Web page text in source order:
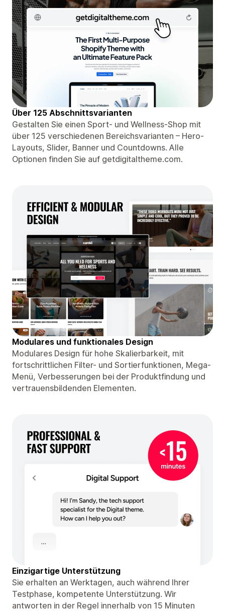
Über 125 Abschnittsvarianten
Gestalten Sie einen Sport- und Wellness-Shop mit
über 125 verschiedenen Bereichsvarianten – Hero-
Layouts, Slider, Banner und Countdowns. Alle
Optionen finden Sie auf getdigitaltheme.com.
Modulares und funktionales Design
Modulares Design für hohe Skalierbarkeit, mit
fortschrittlichen Filter- und Sortierfunktionen, Mega-
Menü, Verbesserungen bei der Produktfindung und
vertrauensbildenden Elementen.
Einzigartige Unterstützung
Sie erhalten an Werktagen, auch während Ihrer
Testphase, kompetente Unterstützung. Wir
antworten in der Regel innerhalb von 15 Minuten